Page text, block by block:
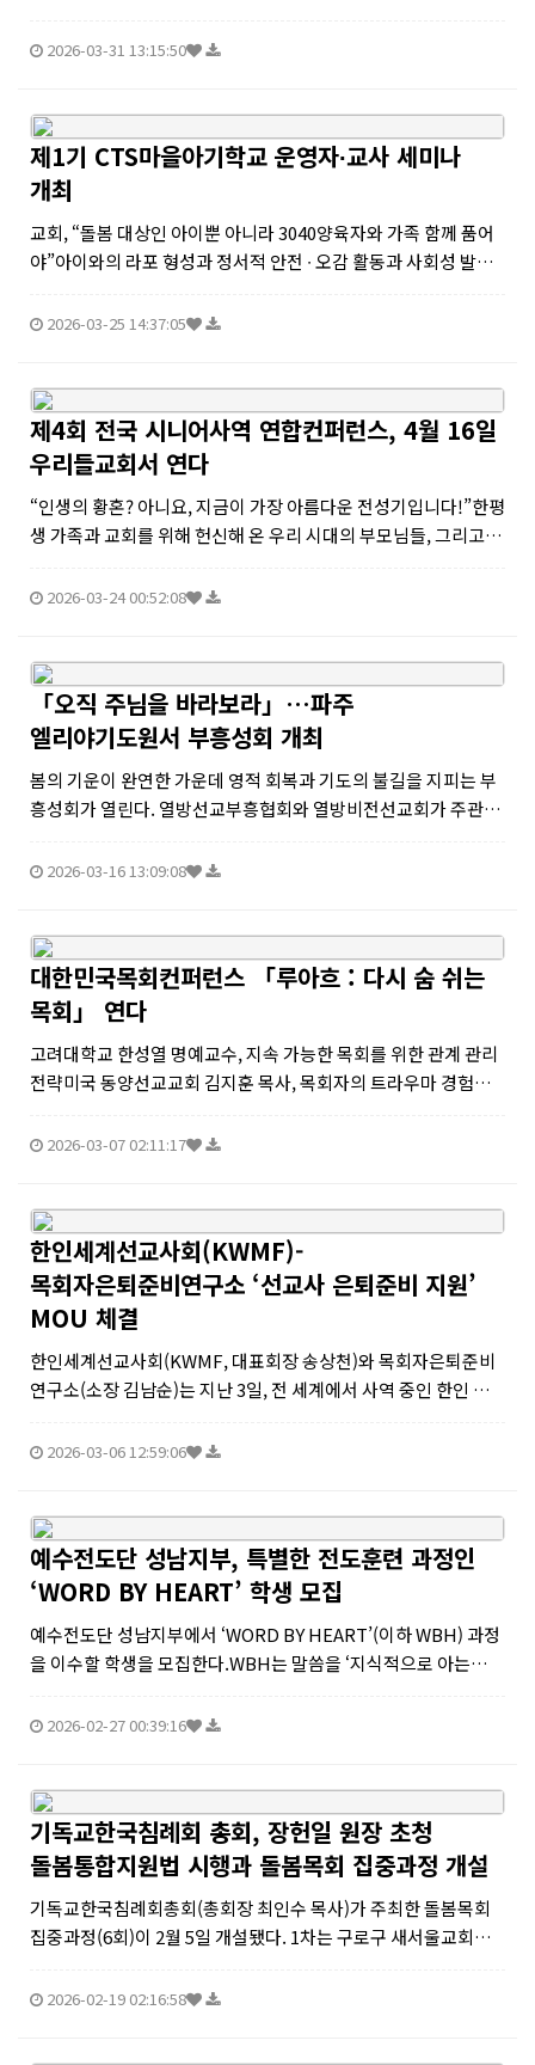
국시행에 따른 돌봄목회’ 고독생프로젝트 지역 돌봄(커뮤니티 케
2026-03-31 13:15:50
제1기 CTS마을아기학교 운영자∙교사 세미나
개최
교회, “돌봄 대상인 아이뿐 아니라 3040양육자와 가족 함께 품어
야”아이와의 라포 형성과 정서적 안전 ∙ 오감 활동과 사회성 발달
증 수여도∙∙∙대한민국 저출생과 인구 위기 극복을 위해 지난 20여
2026-03-25 14:37:05
제4회 전국 시니어사역 연합컨퍼런스, 4월 16일
우리들교회서 연다
“인생의 황혼? 아니요, 지금이 가장 아름다운 전성기입니다!”한평
생 가족과 교회를 위해 헌신해 온 우리 시대의 부모님들, 그리고
한 특별한 하루가 찾아온다.오는 4월 16일, 판교 우리들교회에서
2026-03-24 00:52:08
「오직 주님을 바라보라」…파주
엘리야기도원서 부흥성회 개최
봄의 기운이 완연한 가운데 영적 회복과 기도의 불길을 지피는 부
흥성회가 열린다. 열방선교부흥협회와 열방비전선교회가 주관하
에 위치한 엘리야기도원에서 개최된다.이번 성회는 「오직 주님
2026-03-16 13:09:08
대한민국목회컨퍼런스 「루아흐 : 다시 숨 쉬는
목회」 연다
고려대학교 한성열 명예교수, 지속 가능한 목회를 위한 관계 관리
전략미국 동양선교교회 김지훈 목사, 목회자의 트라우마 경험과
는 건강한 목회자 가정“목회자 ∙ 사모 ∙ 교회 리더 등 현장의 고민
2026-03-07 02:11:17
한인세계선교사회(KWMF)-
목회자은퇴준비연구소 ‘선교사 은퇴준비 지원’
MOU 체결
한인세계선교사회(KWMF, 대표회장 송상천)와 목회자은퇴준비
연구소(소장 김남순)는 지난 3일, 전 세계에서 사역 중인 한인 선
OU)을 체결했다고 밝혔다.이번 협약은 평생을 해외 선교 현장에
2026-03-06 12:59:06
예수전도단 성남지부, 특별한 전도훈련 과정인
‘WORD BY HEART’ 학생 모집
예수전도단 성남지부에서 ‘WORD BY HEART’(이하 WBH) 과정
을 이수할 학생을 모집한다.WBH는 말씀을 ‘지식적으로 아는
입장이 되어서 예수님과 접촉하고 이해하면서, 텍스트를 마음에
2026-02-27 00:39:16
기독교한국침례회 총회, 장헌일 원장 초청
돌봄통합지원법 시행과 돌봄목회 집중과정 개설
기독교한국침례회총회(총회장 최인수 목사)가 주최한 돌봄목회
집중과정(6회)이 2월 5일 개설됐다. 1차는 구로구 새서울교회에
사)를 초청해 ‘돌봄통합지원법 시행에 따른 돌봄목회’ 정책 포럼을
2026-02-19 02:16:58